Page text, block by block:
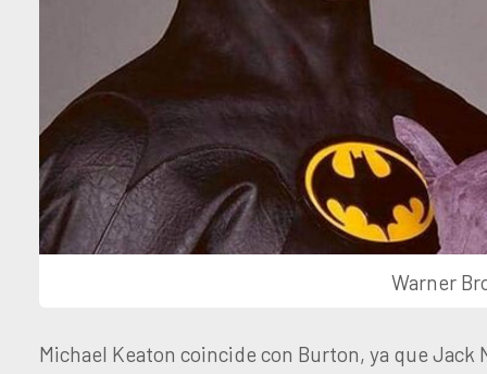
Warner
Michael Keaton coincide con Burton, ya que